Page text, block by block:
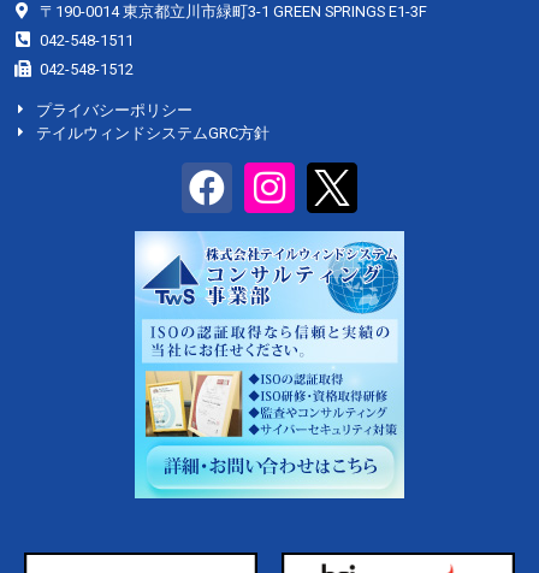
〒190-0014 東京都立川市緑町3-1 GREEN SPRINGS E1-3F
042-548-1511
042-548-1512
プライバシーポリシー
テイルウィンドシステムGRC方針